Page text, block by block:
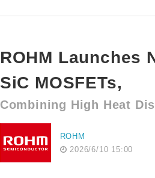
ROHM Launches
SiC MOSFETs,
Combining High Heat
ROHM
2026/6/10 15:00